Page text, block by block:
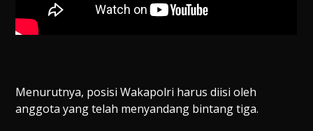
Menurutnya, posisi Wakapolri harus diisi oleh
anggota yang telah menyandang bintang tiga.